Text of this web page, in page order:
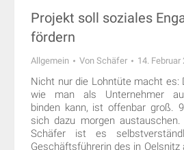
Projekt soll soziales
fördern
Allgemein Von Schäfer 14. Februar
Nicht nur die Lohntüte macht es:
wie man als Unternehmer
binden kann, ist offenbar groß.
sich dazu morgen austauschen.
Schäfer ist es
Geschäftsführerin des in Oelsnitz